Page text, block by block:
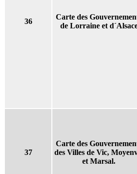
36
Carte des
de Lorraine et
37
Carte des
des Villes de Vic,
et Marsal.